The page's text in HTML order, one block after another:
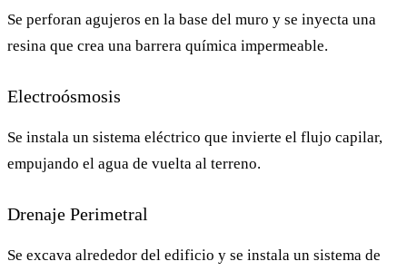
Se perforan agujeros en la base del muro y se inyecta una
resina que crea una barrera química impermeable.
Electroósmosis
Se instala un sistema eléctrico que invierte el flujo capilar,
empujando el agua de vuelta al terreno.
Drenaje Perimetral
Se excava alrededor del edificio y se instala un sistema de